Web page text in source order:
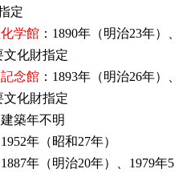
定
学館 ：1890年（明治23年）、
文化財指定
念館 ：1893年（明治26年）、
文化財指定
建築年不明
1952年（昭和27年）
1887年（明治20年）、1979年5